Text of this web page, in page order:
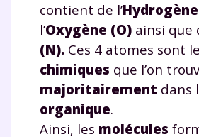
contient de l’
l’Oxygène (O) ainsi que
(N). Ces 4 atomes sont
chimiques que l’on
majoritairement dans
organique.
Ainsi, les molécules
Testez
pendant 24h
plateforme de
scolaire !